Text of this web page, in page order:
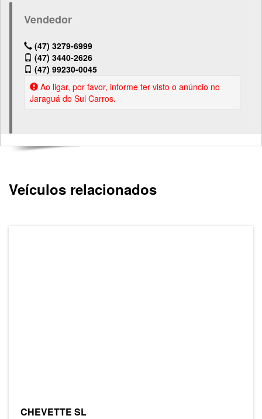
Vendedor
(47) 3279-6999
(47) 3440-2626
(47) 99230-0045
Ao ligar, por favor, informe ter visto o anúncio no
Jaraguá do Sul Carros.
Veículos relacionados
CHEVETTE SL